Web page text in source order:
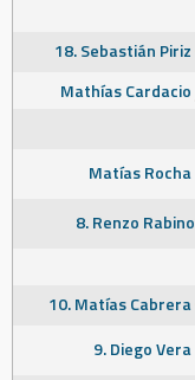
18. Sebastián Piriz
Mathías Cardacio
Matías Rocha
8. Renzo Rabino
10. Matías Cabrera
9. Diego Vera